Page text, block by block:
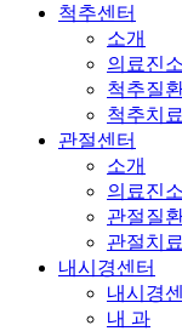
척추센터
소개
의료진
척추질
척추치료
관절센터
소개
의료진
관절질
관절치료
내시경센터
내시경
내 과